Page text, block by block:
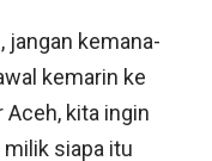
jangan kemana-
kemarin ke
kita ingin
siapa itu